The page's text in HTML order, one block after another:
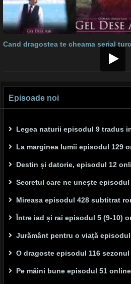
Cand dragostea te cheama serial
Episoade noi
Legea naturii episodul 9 tradus
La marginea lumii episodul 129
Destin și datorie, episodul 12
Secretul care ne unește
Mireasa episodul 428 subtitrat
Între iad și rai episodul 5 (9-10)
Jurământ pentru o viață
O dragoste episodul 116 sezonul
Pe mâini bune episodul 51